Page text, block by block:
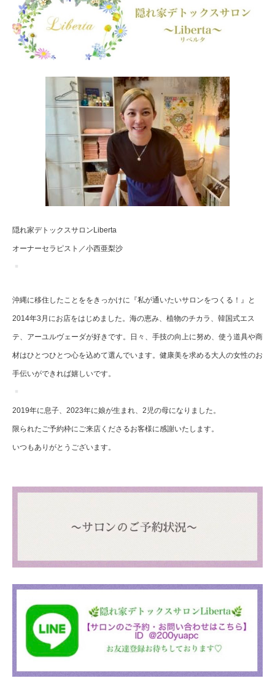
隠れ家デトックスサロンLiberta
オーナーセラピスト／小西亜梨沙
沖縄に移住したことををきっかけに『私が通いたいサロンをつくる！』と
2014年3月にお店をはじめました。海の恵み、植物のチカラ、韓国式エス
テ、アーユルヴェーダが好きです。日々、手技の向上に努め、使う道具や商
材はひとつひとつ心を込めて選んでいます。健康美を求める大人の女性のお
手伝いができれば嬉しいです。
2019年に息子、2023年に娘が生まれ、2児の母になりました。
限られたご予約枠にご来店くださるお客様に感謝いたします。
いつもありがとうございます。